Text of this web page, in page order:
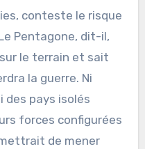
conteste le risque
Pentagone, dit-il,
le terrain et sait
la guerre. Ni
des pays isolés
forces configurées
de mener